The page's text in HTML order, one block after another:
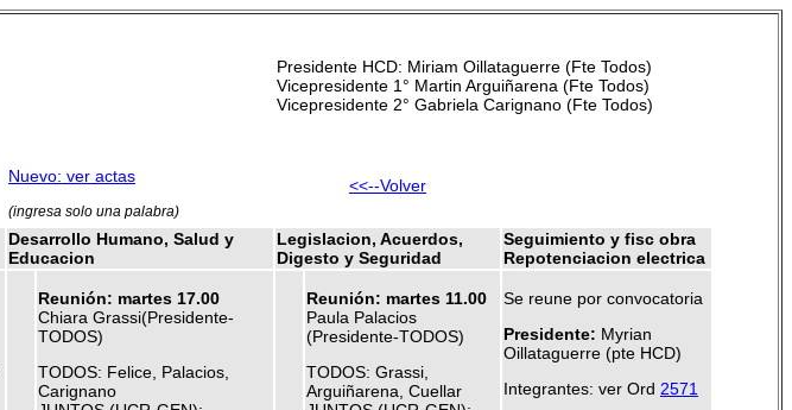
Presidente HCD: Miriam Oillataguerre (Fte Todos)
Vicepresidente 1° Martin Arguiñarena (Fte Todos)
Vicepresidente 2° Gabriela Carignano (Fte Todos)
Nuevo: ver actas
<<--Volver
(ingresa solo una palabra)
Desarrollo Humano, Salud y
Educacion
Legislacion, Acuerdos,
Digesto y Seguridad
Seguimiento y fisc obra
Repotenciacion electrica
Reunión: martes 17.00
Chiara Grassi(Presidente-
TODOS)
TODOS: Felice, Palacios,
Carignano
Reunión: martes 11.00
Paula Palacios
(Presidente-TODOS)
TODOS: Grassi,
Arguiñarena, Cuellar
Se reune por convocatoria
Presidente: Myrian
Oillataguerre (pte HCD)
Integrantes: ver Ord 2571